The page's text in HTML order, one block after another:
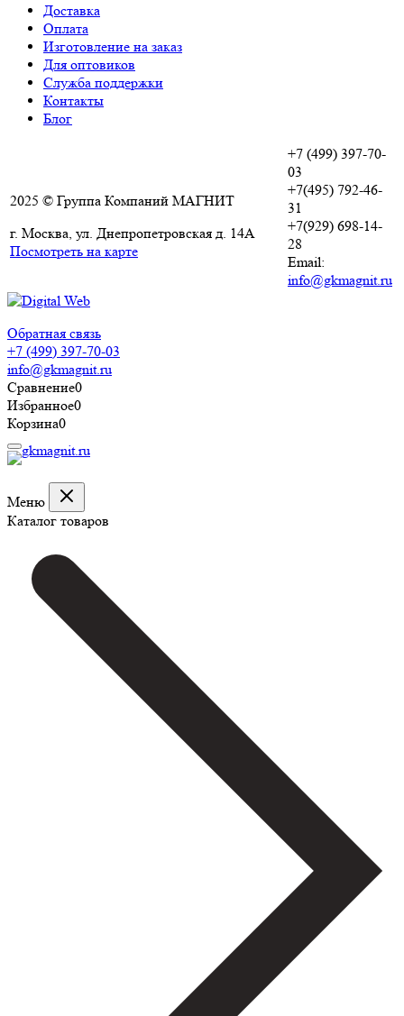
Доставка
Оплата
Изготовление на заказ
Для оптовиков
Служба поддержки
Контакты
Блог
2025 © Группа Компаний МАГНИТ
г. Москва, ул. Днепропетровская д. 14А
Посмотреть на карте
+7 (499) 397-70-
03
+7(495) 792-46-
31
+7(929) 698-14-
28
Email:
info@gkmagnit.ru
Обратная связь
+7 (499) 397-70-03
info@gkmagnit.ru
Сравнение0
Избранное0
Корзина0
Меню
Каталог товаров